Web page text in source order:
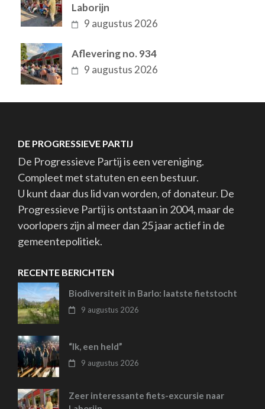
Laborijn
9 augustus 2026
Aflevering no. 934
9 augustus 2026
DE PROGRESSIEVE PARTIJ
De Progressieve Partij is een vereniging.
Compleet met statuten en een bestuur.
U kunt daar dus lid van worden, of donateur. De
Progressieve Partij is ontstaan in 2004, maar de
voorlopers zijn al meer dan 25 jaar actief in de
gemeentepolitiek.
RECENTE BERICHTEN
Biodiversiteit in Barlo: laatste fietstocht
9 augustus 2026
“Ik, een held”
9 augustus 2026
Zeer interessante fiets-excursie naar